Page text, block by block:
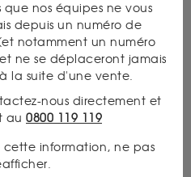
SE DIRIGE VERS
DÉFICIT
que nos équipes ne vous
depuis un numéro de
notamment un numéro
ne se déplaceront jamais
la suite d'une vente.
nous directement et
au 0800 119 119
information, ne pas